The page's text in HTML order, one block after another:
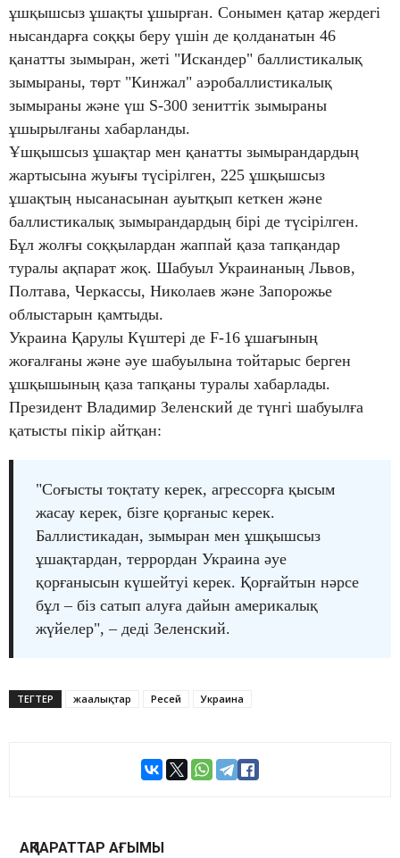
ұшқышсыз ұшақты ұшырған. Сонымен қатар жердегі
нысандарға соққы беру үшін де қолданатын 46
қанатты зымыран, жеті "Искандер" баллистикалық
зымыраны, төрт "Кинжал" аэробаллистикалық
зымыраны және үш S-300 зениттік зымыраны
ұшырылғаны хабарланды.
Ұшқышсыз ұшақтар мен қанатты зымырандардың
жартысына жуығы түсірілген, 225 ұшқышсыз
ұшақтың нысанасынан ауытқып кеткен және
баллистикалық зымырандардың бірі де түсірілген.
Бұл жолғы соққылардан жаппай қаза тапқандар
туралы ақпарат жоқ. Шабуыл Украинаның Львов,
Полтава, Черкассы, Николаев және Запорожье
облыстарын қамтыды.
Украина Қарулы Күштері де F-16 ұшағының
жоғалғаны және әуе шабуылына тойтарыс берген
ұшқышының қаза тапқаны туралы хабарлады.
Президент Владимир Зеленский де түнгі шабуылға
қатысты пікір айтқан:
"Соғысты тоқтату керек, агрессорға қысым
жасау керек, бізге қорғаныс керек.
Баллистикадан, зымыран мен ұшқышсыз
ұшақтардан, террордан Украина әуе
қорғанысын күшейтуі керек. Қорғайтын нәрсе
бұл – біз сатып алуға дайын америкалық
жүйелер", – деді Зеленский.
ТЕГТЕР жаңалықтар Ресей Украина
АҚПАРАТТАР АҒЫМЫ